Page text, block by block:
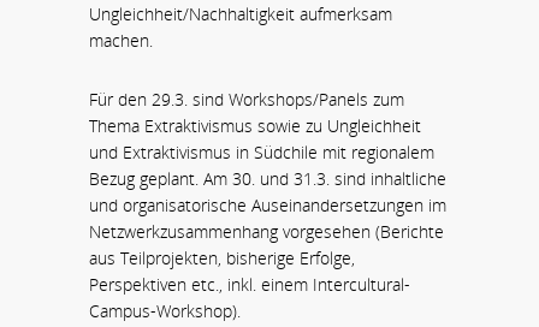
Ungleichheit/Nachhaltigkeit aufmerksam
machen.
Für den 29.3. sind Workshops/Panels zum
Thema Extraktivismus sowie zu Ungleichheit
und Extraktivismus in Südchile mit regionalem
Bezug geplant. Am 30. und 31.3. sind inhaltliche
und organisatorische Auseinandersetzungen im
Netzwerkzusammenhang vorgesehen (Berichte
aus Teilprojekten, bisherige Erfolge,
Perspektiven etc., inkl. einem Intercultural-
Campus-Workshop).